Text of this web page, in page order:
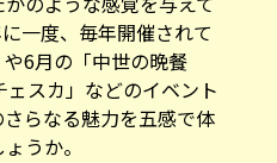
一度、毎年開催されて
6月の「中世の晩餐
スカ」などのイベント
らなる魅力を五感で体
うか。